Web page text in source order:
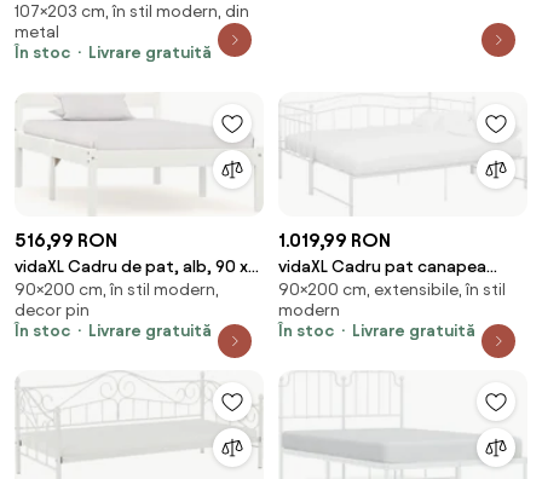
cu tăblie, alb, 107x203 cm
107×203 cm, în stil modern, din
metal
În stoc
Livrare gratuită
516,99 RON
vidaXL Cadru de pat, alb, 90 x
200 cm, lemn masiv de pin
90×200 cm, în stil modern,
decor pin
În stoc
Livrare gratuită
1.019,99 RON
vidaXL Cadru pat canapea
extensibilă, alb, 90x200 cm,
metal
90×200 cm, extensibile, în stil
modern
În stoc
Livrare gratuită